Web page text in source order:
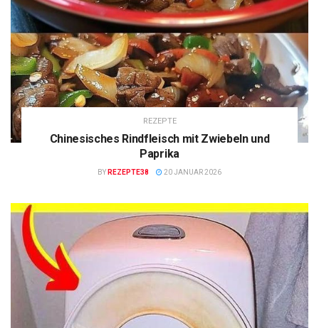
REZEPTE
Chinesisches Rindfleisch mit Zwiebeln und
Paprika
BY REZEPTE38 20 JANUAR 2026